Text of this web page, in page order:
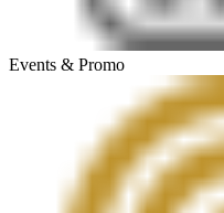
Events & Promo